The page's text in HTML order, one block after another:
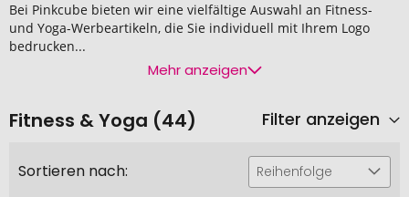
Bei Pinkcube bieten wir eine vielfältige Auswahl an Fitness-
und Yoga-Werbeartikeln, die Sie individuell mit Ihrem Logo
bedrucken...
Mehr anzeigen
Fitness & Yoga (44) Filter anzeigen
Sortieren nach: Reihenfolge